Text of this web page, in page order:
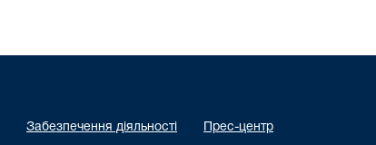
Забезпечення діяльності Прес-центр